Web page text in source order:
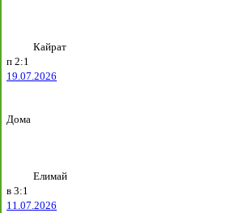
Кайрат
п 2:1
19.07.2026
Дома
Елимай
в 3:1
11.07.2026